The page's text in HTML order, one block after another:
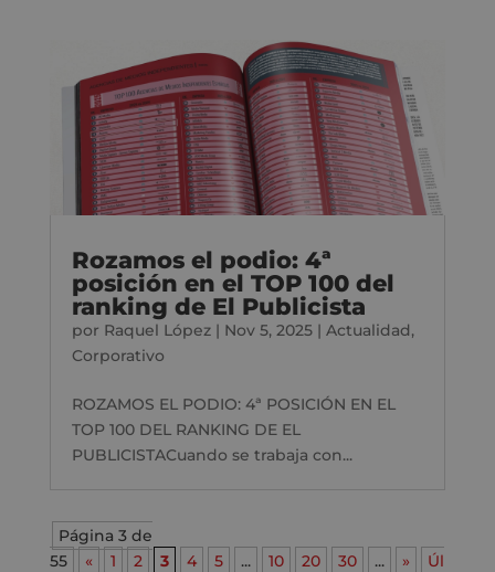
Rozamos el podio: 4ª
posición en el TOP 100 del
ranking de El Publicista
por Raquel López| Nov 5, 2025| Actualidad,
Corporativo
ROZAMOS EL PODIO: 4ª POSICIÓN EN EL
TOP 100 DEL RANKING DE EL
PUBLICISTACuando se trabaja con...
Página 3 de
55
« 1 2 3 4 5 ... 10 20 30 ... »
Úl